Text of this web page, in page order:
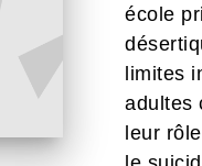
école
limites
adultes
leur